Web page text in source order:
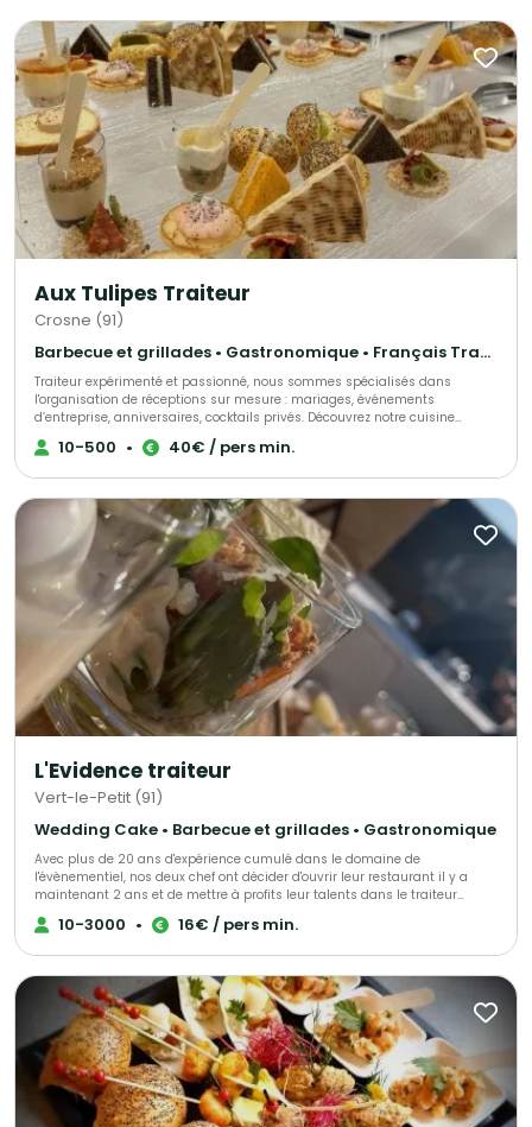
Aux Tulipes Traiteur
Crosne (91)
Barbecue et grillades • Gastronomique • Français Traditionnel
Traiteur expérimenté et passionné, nous sommes spécialisés dans
l'organisation de réceptions sur mesure : mariages, événements
d’entreprise, anniversaires, cocktails privés. Découvrez notre cuisine
raffinée, élaborée avec des produits frais et de saison, accompagnée de
menus personnalisables en fonction de vos envies et de vos contraintes
conviviaux.
10-500 • 40€ / pers min.
L'Evidence traiteur
Vert-le-Petit (91)
Wedding Cake • Barbecue et grillades • Gastronomique
Avec plus de 20 ans d'expérience cumulé dans le domaine de
l'évènementiel, nos deux chef ont décider d'ouvrir leur restaurant il y a
maintenant 2 ans et de mettre à profits leur talents dans le traiteur
évènementiel afin de vous accompagner lors de vos évènements.
10-3000 • 16€ / pers min.